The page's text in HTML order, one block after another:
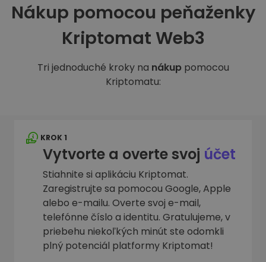
Nákup pomocou peňaženky
Kriptomat Web3
Tri jednoduché kroky na nákup pomocou
Kriptomatu:
KROK 1
Vytvorte a overte svoj účet
Stiahnite si aplikáciu Kriptomat.
Zaregistrujte sa pomocou Google, Apple
alebo e-mailu. Overte svoj e-mail,
telefónne číslo a identitu. Gratulujeme, v
priebehu niekoľkých minút ste odomkli
plný potenciál platformy Kriptomat!